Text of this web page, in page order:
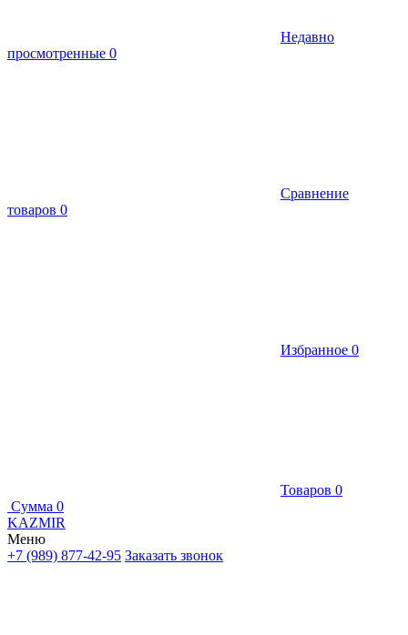
Недавно
просмотренные 0
Сравнение
товаров 0
Избранное 0
Товаров 0
Сумма 0
KAZMIR
Меню
+7 (989) 877-42-95 Заказать звонок